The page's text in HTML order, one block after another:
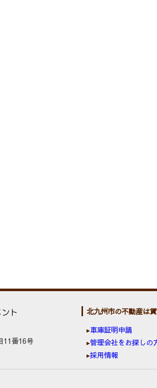
11番16号
北九州市の不動産は
車庫証明申請
管理会社をお探しの
採用情報